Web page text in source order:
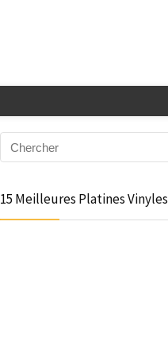
15 Meilleures Platines Vinyles